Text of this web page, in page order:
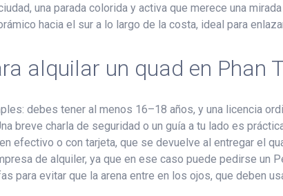
una parada colorida y activa que merece una
hacia el sur a lo largo de la costa, ideal para
alquilar un quad en Phan
debes tener al menos 16–18 años, y una licencia
breve charla de seguridad o un guía a tu lado es
efectivo o con tarjeta, que se devuelve al entregar el
de alquiler, ya que en ese caso puede pedirse un
para evitar que la arena entre en los ojos, que deben